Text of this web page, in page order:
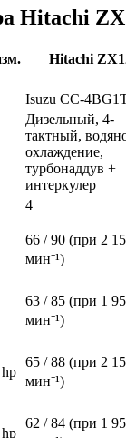
Hitachi
Hitachi
Isuzu CC-
Дизельный, 4-
тактный,
охлаждение,
турбонаддув +
интеркулер
4
66 / 90 (при 2
мин⁻¹)
63 / 85 (при 1
мин⁻¹)
65 / 88 (при 2
мин⁻¹)
62 / 84 (при 1